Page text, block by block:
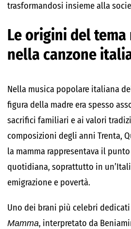
trasformandosi insieme alla
Le origini del
nella canzone
Nella musica popolare italiana
figura della madre era spesso
sacrifici familiari e ai valori
composizioni degli anni Trenta,
la mamma rappresentava il
quotidiana, soprattutto in
emigrazione e povertà.
Uno dei brani più celebri
Mamma, interpretato da